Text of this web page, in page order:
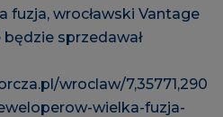
fuzja, wrocławski Vantage
sprzedawał
wroclaw/7,35771,290
wielka-fuzja-